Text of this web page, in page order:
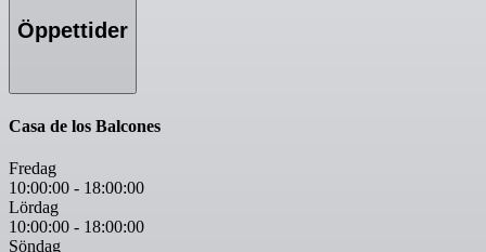
Öppettider
Casa de los Balcones
Fredag
10:00:00 - 18:00:00
Lördag
10:00:00 - 18:00:00
Söndag